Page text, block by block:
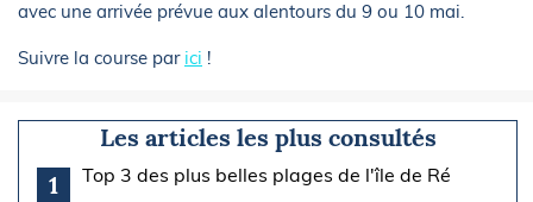
avec une arrivée prévue aux alentours du 9 ou 10 mai.
Suivre la course par ici !
Les articles les plus consultés
1
Top 3 des plus belles plages de l'île de Ré